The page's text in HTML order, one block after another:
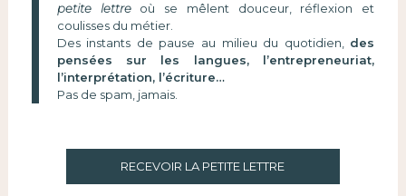
petite lettreoù se mêlent douceur, réflexion et
coulisses du métier.
Des instants de pause au milieu du quotidien, des
pensées sur les langues, l’entrepreneuriat,
l’interprétation, l’écriture…
Pas de spam, jamais.
RECEVOIR LA PETITE LETTRE